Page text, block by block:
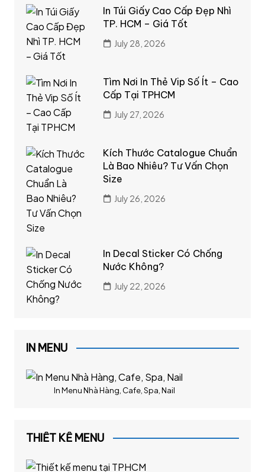
In Túi Giấy Cao Cấp Đẹp Nhì
TP. HCM – Giá Tốt
July 28, 2026
Tìm Nơi In Thẻ Vip Số Ít – Cao
Cấp Tại TPHCM
July 27, 2026
Kích Thước Catalogue Chuẩn
Là Bao Nhiêu? Tư Vấn Chọn
Size
July 26, 2026
In Decal Sticker Có Chống
Nước Không?
July 22, 2026
IN MENU
In Menu Nhà Hàng, Cafe, Spa, Nail
THIẾT KẾ MENU